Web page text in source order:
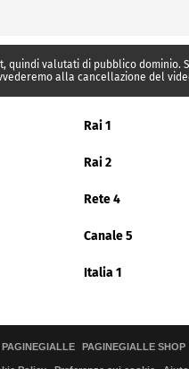
quindi valutati di pubblico
alla cancellazione del
Rai 1
Rai 2
Rete 4
Canale 5
Italia 1
PAGINEGIALLE PAGINEGIALLE SHOP